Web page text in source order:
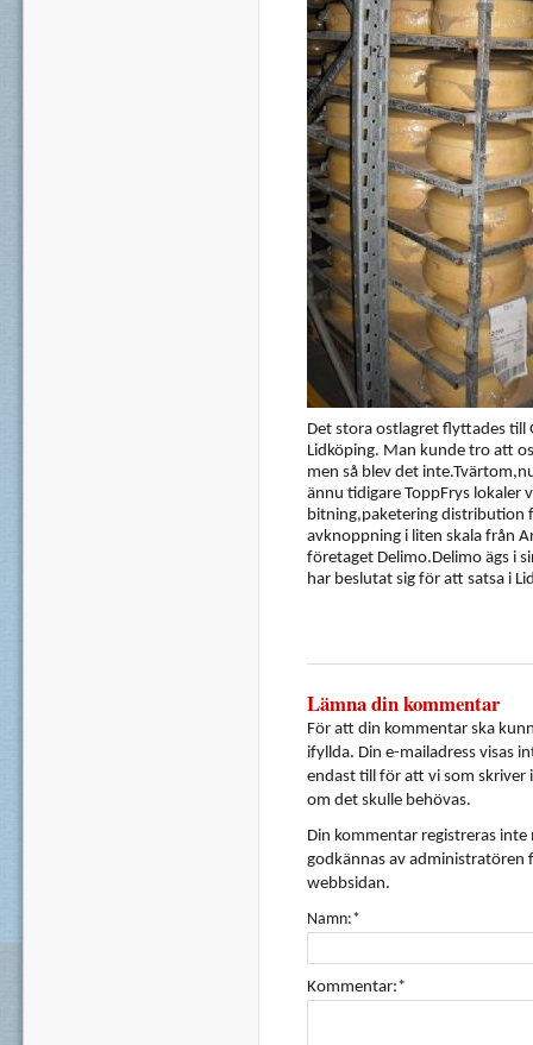
Det stora ostlagret flyttades till
Lidköping. Man kunde tro att
men så blev det
ännu tidigare ToppFrys lokaler
bitning,paketering distribution
avknoppning i liten skala från
företaget Delimo.Delimo ägs i
har beslutat sig för att satsa i
Lämna din kommentar
För att din kommentar ska
ifyllda. Din e-mailadress visas
endast till för att vi som skriver
om det skulle behövas.
Din kommentar registreras
godkännas av administratören
webbsidan.
Namn:*
Kommentar:*